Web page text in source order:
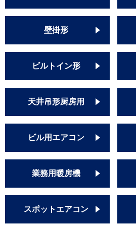
壁掛形
ビルトイン形
天井吊形厨房用
ビル用エアコン
業務用暖房機
スポットエアコン